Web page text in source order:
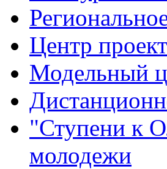
Центр
Модельный
"Ступени к
молодежи